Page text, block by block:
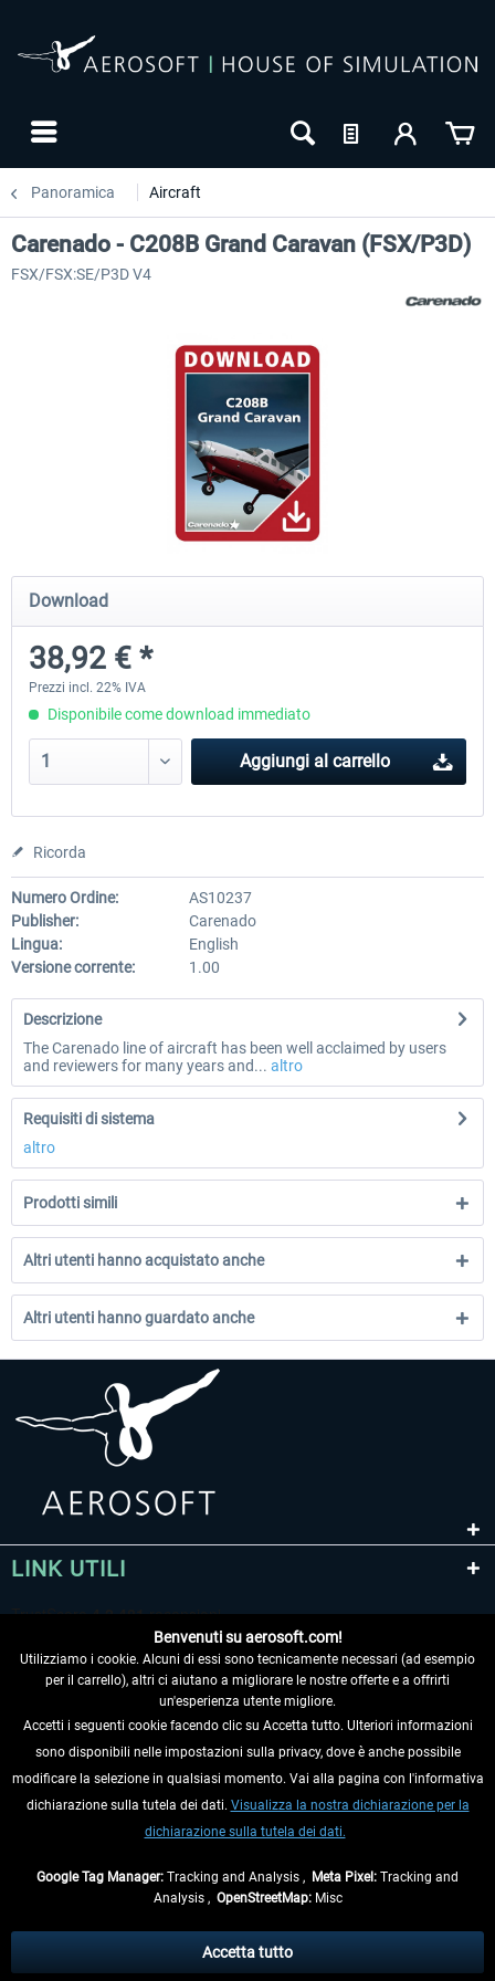
Panoramica Aircraft
Airbus Bundle
53,65 € *
iFly Jets-The 737NG for
Carenado - C208B Grand Caravan (FSX/P3D)
FSX/FSX:SE/P3D V4
Download
38,92 € *
Prezzi incl. 22% IVA
Disponibile come download immediato
Aggiungi al carrello
Ricorda
Numero Ordine:
AS10237
Publisher:
Carenado
Lingua:
English
Versione corrente:
1.00
Descrizione
The Carenado line of aircraft has been well acclaimed by users
and reviewers for many years and... altro
Requisiti di sistema
altro
Prodotti simili
Altri utenti hanno acquistato anche
Altri utenti hanno guardato anche
LINK UTILI
RECEDERE DAL CONTRATTO
INFORMAZIONI
eventualmente le spese di spedizione, se non diversamente descritto.
** Riguarda le spedizioni al di fuori della Germania, i tempi di consegna per le
Benvenuti su aerosoft.com!
Utilizziamo i cookie. Alcuni di essi sono tecnicamente necessari (ad esempio
per il carrello), altri ci aiutano a migliorare le nostre offerte e a offrirti
un'esperienza utente migliore.
Accetti i seguenti cookie facendo clic su Accetta tutto. Ulteriori informazioni
sono disponibili nelle impostazioni sulla privacy, dove è anche possibile
modificare la selezione in qualsiasi momento. Vai alla pagina con l'informativa
dichiarazione sulla tutela dei dati. Visualizza la nostra dichiarazione per la
dichiarazione sulla tutela dei dati.
Google Tag Manager: Tracking and Analysis , Meta Pixel: Tracking and
Analysis , OpenStreetMap:Misc
Accetta tutto